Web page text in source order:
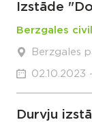
Izstāde
Berzgales
Berzgales
02.10.2023
Durvju